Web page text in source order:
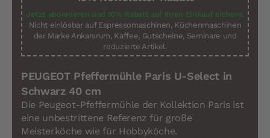
Jetzt abonnieren und 10% Rabatt auf Ihren Einkauf sichern.
Nicht einlösbar auf Espressomaschinen, Küchenmaschinen
der Marke Ankarsrum, Kaffee, Gutscheine, Seminare und
reduzierte Artikel.
PEUGEOT Pfeffermühle Paris U-Select in
Schwarz 40 cm
Die Peugeot-Pfeffermühle der Kollektion Paris ist
eine unbestrittene Referenz für große
Meisterköche wie für Hobbyköche.